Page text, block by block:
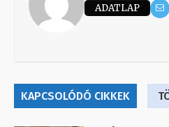
ADATLAP
KAPCSOLÓDÓ CIKKEK